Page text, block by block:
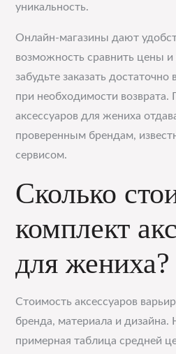
уникальность.
Онлайн-магазины дают
возможность сравнить цены
забудьте заказать
при необходимости возврата.
аксессуаров для жениха
проверенным брендам,
сервисом.
Сколько
комплект
для жениха?
Стоимость аксессуаров
бренда, материала и дизайна.
примерная таблица средней